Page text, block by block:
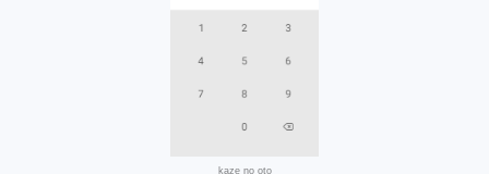
kaze no oto